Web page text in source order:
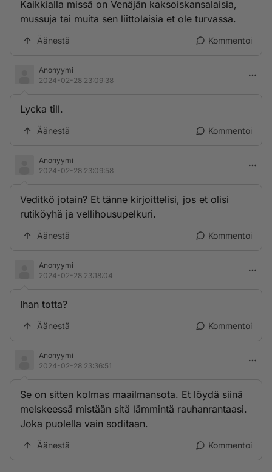
Kaikkialla missä on Venäjän kaksoiskansalaisia,
mussuja tai muita sen liittolaisia et ole turvassa.
Äänestä Kommentoi
Anonyymi
2024-02-28 23:09:38
Lycka till.
Äänestä Kommentoi
Anonyymi
2024-02-28 23:09:58
Veditkö jotain? Et tänne kirjoittelisi, jos et olisi
rutiköyhä ja vellihousupelkuri.
Äänestä Kommentoi
Anonyymi
2024-02-28 23:18:04
Ihan totta?
Äänestä Kommentoi
Anonyymi
2024-02-28 23:36:51
Se on sitten kolmas maailmansota. Et löydä siinä
melskeessä mistään sitä lämmintä rauhanrantaasi.
Joka puolella vain soditaan.
Äänestä Kommentoi